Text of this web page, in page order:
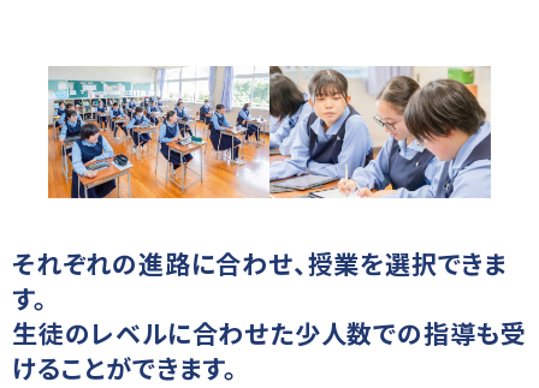
それぞれの進路に合わせ、授業を選択できま
す。
生徒のレベルに合わせた少人数での指導も受
けることができます。